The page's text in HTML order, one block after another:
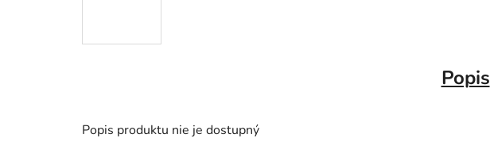
Popis
Popis produktu nie je dostupný